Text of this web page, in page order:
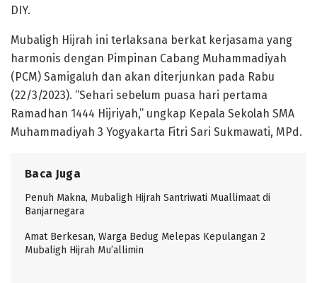
DIY.
Mubaligh Hijrah ini terlaksana berkat kerjasama yang
harmonis dengan Pimpinan Cabang Muhammadiyah
(PCM) Samigaluh dan akan diterjunkan pada Rabu
(22/3/2023). “Sehari sebelum puasa hari pertama
Ramadhan 1444 Hijriyah,” ungkap Kepala Sekolah SMA
Muhammadiyah 3 Yogyakarta Fitri Sari Sukmawati, MPd.
Baca Juga
Penuh Makna, Mubaligh Hijrah Santriwati Muallimaat di
Banjarnegara
Amat Berkesan, Warga Bedug Melepas Kepulangan 2
Mubaligh Hijrah Mu’allimin